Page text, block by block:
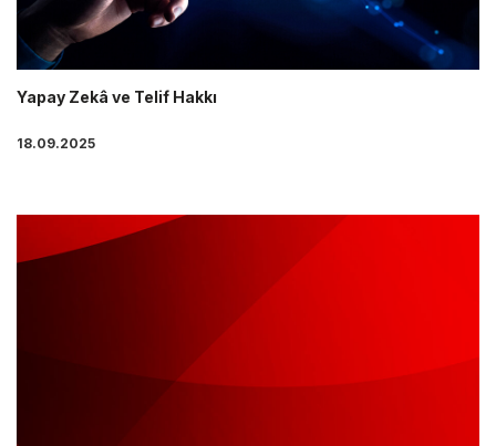
Yapay Zekâ ve Telif Hakkı
18.09.2025